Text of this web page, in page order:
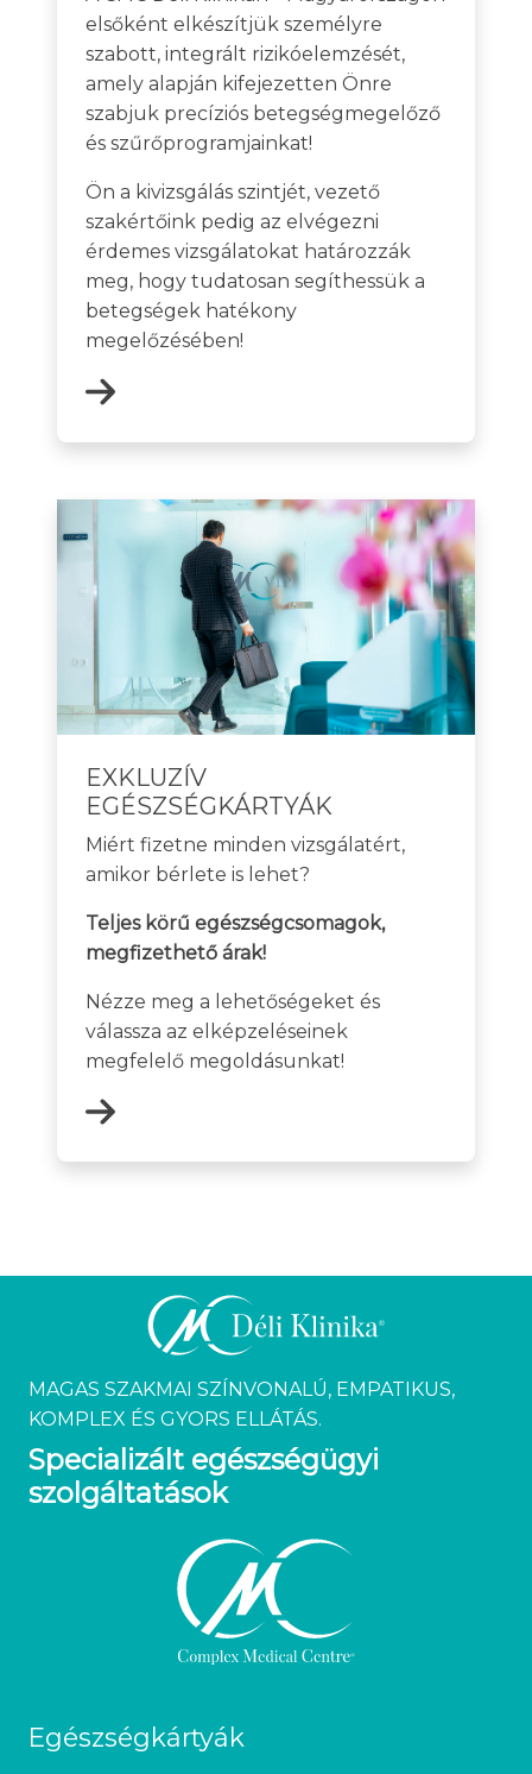
elsőként elkészítjük személyre
szabott, integrált rizikóelemzését,
amely alapján kifejezetten Önre
szabjuk precíziós betegségmegelőző
és szűrőprogramjainkat!
Ön a kivizsgálás szintjét, vezető
szakértőink pedig az elvégezni
érdemes vizsgálatokat határozzák
meg, hogy tudatosan segíthessük a
betegségek hatékony
megelőzésében!
EXKLUZÍV
EGÉSZSÉGKÁRTYÁK
Miért fizetne minden vizsgálatért,
amikor bérlete is lehet?
Teljes körű egészségcsomagok,
megfizethető árak!
Nézze meg a lehetőségeket és
válassza az elképzeléseinek
megfelelő megoldásunkat!
MAGAS SZAKMAI SZÍNVONALÚ, EMPATIKUS,
KOMPLEX ÉS GYORS ELLÁTÁS.
Specializált egészségügyi
szolgáltatások
Egészségkártyák